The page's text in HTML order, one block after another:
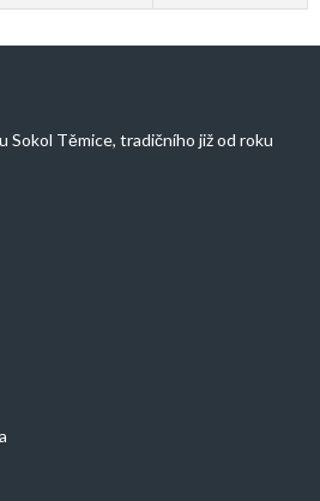
Sokol Těmice, tradičního již od roku